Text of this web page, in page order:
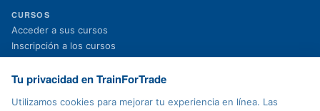
CURSOS
Acceder a sus cursos
Inscripción a los cursos
Proyectos en curso
Proyectos finalizados
Tu privacidad en TrainForTrade
Utilizamos cookies para mejorar tu experiencia en línea. Las